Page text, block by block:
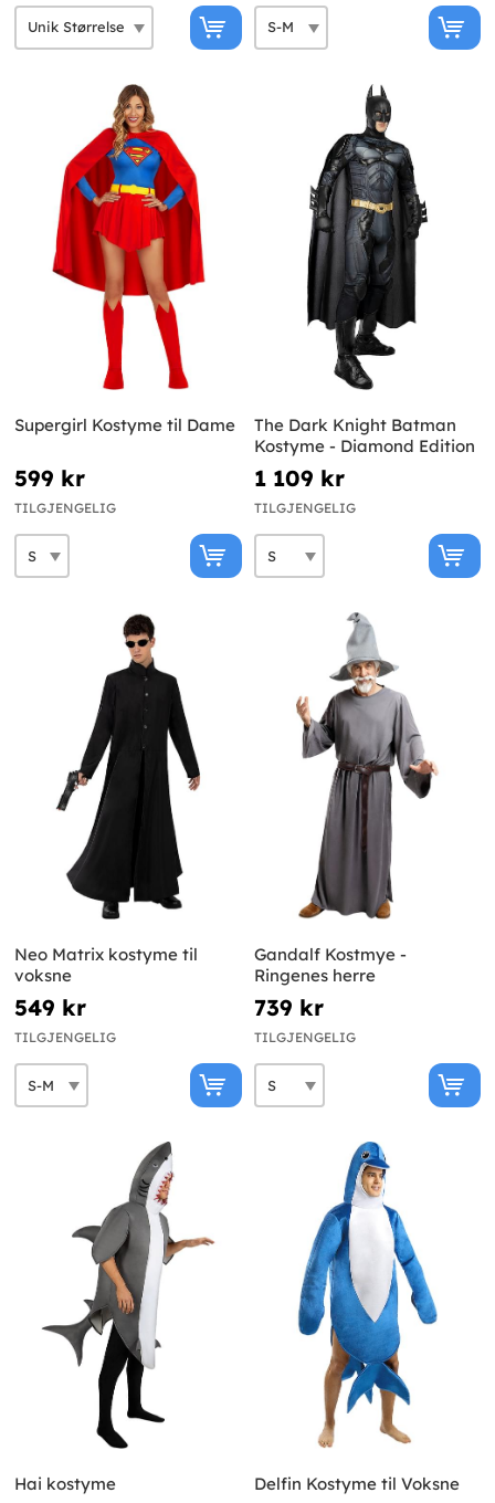
Supergirl Kostyme til Dame
599 kr
TILGJENGELIG
The Dark Knight Batman
Kostyme - Diamond Edition
1 109 kr
TILGJENGELIG
Neo Matrix kostyme til
voksne
549 kr
TILGJENGELIG
Gandalf Kostmye -
Ringenes herre
739 kr
TILGJENGELIG
Hai kostyme Delfin Kostyme til Voksne